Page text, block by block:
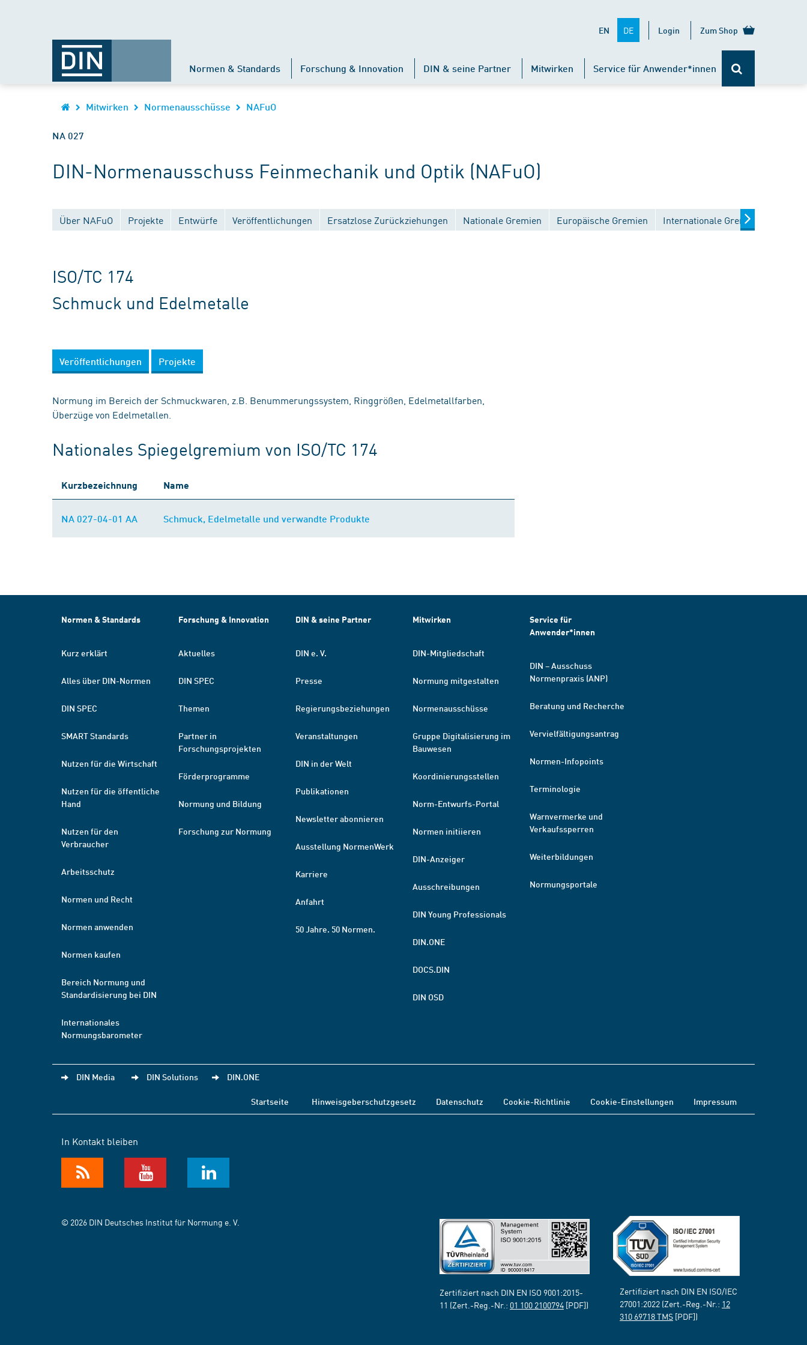
EN DE Login Zum Shop
Normen & Standards Forschung & Innovation DIN & seine Partner Mitwirken Service für Anwender*innen
Mitwirken Normenausschüsse NAFuO
NA 027
DIN-Normenausschuss Feinmechanik und Optik (NAFuO)
Über NAFuO Projekte Entwürfe Veröffentlichungen Ersatzlose Zurückziehungen Nationale Gremien Europäische Gremien Internationale Gremien
ISO/TC 174
Schmuck und Edelmetalle
Veröffentlichungen Projekte
Normung im Bereich der Schmuckwaren, z.B. Benummerungssystem, Ringgrößen, Edelmetallfarben,
Überzüge von Edelmetallen.
Nationales Spiegelgremium von ISO/TC 174
Kurzbezeichnung Name
NA 027-04-01 AA Schmuck, Edelmetalle und verwandte Produkte
Normen & Standards
Kurz erklärt
Alles über DIN-Normen
DIN SPEC
SMART Standards
Nutzen für die Wirtschaft
Nutzen für die öffentliche
Hand
Nutzen für den
Verbraucher
Arbeitsschutz
Normen und Recht
Normen anwenden
Normen kaufen
Bereich Normung und
Standardisierung bei DIN
Internationales
Normungsbarometer
Forschung & Innovation
Aktuelles
DIN SPEC
Themen
Partner in
Forschungsprojekten
Förderprogramme
Normung und Bildung
Forschung zur Normung
DIN & seine Partner
DIN e. V.
Presse
Regierungsbeziehungen
Veranstaltungen
DIN in der Welt
Publikationen
Newsletter abonnieren
Ausstellung NormenWerk
Karriere
Anfahrt
50 Jahre. 50 Normen.
Mitwirken
DIN-Mitgliedschaft
Normung mitgestalten
Normenausschüsse
Gruppe Digitalisierung im
Bauwesen
Koordinierungsstellen
Norm-Entwurfs-Portal
Normen initiieren
DIN-Anzeiger
Ausschreibungen
DIN Young Professionals
DIN.ONE
DOCS.DIN
DIN OSD
Service für
Anwender*innen
DIN – Ausschuss
Normenpraxis (ANP)
Beratung und Recherche
Vervielfältigungsantrag
Normen-Infopoints
Terminologie
Warnvermerke und
Verkaufssperren
Weiterbildungen
Normungsportale
DIN Media DIN Solutions DIN.ONE
Startseite Hinweisgeberschutzgesetz Datenschutz Cookie-Richtlinie Cookie-Einstellungen Impressum
In Kontakt bleiben
© 2026 DIN Deutsches Institut für Normung e. V.
Zertifiziert nach DIN EN ISO 9001:2015-
11 (Zert.-Reg.-Nr.: 01 100 2100794 [PDF])
Zertifiziert nach DIN EN ISO/IEC
27001:2022 (Zert.-Reg.-Nr.: 12
310 69718 TMS [PDF])